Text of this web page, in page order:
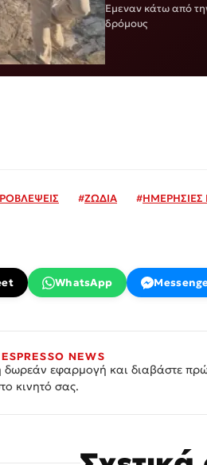
Έμεναν κάτω από
δρόμους
#ΖΩΔΙΑ #ΗΜΕΡΗΣΙΕΣ
WhatsApp
NEWS
δωρεάν εφαρμογή και διαβάστε
κινητό σας.